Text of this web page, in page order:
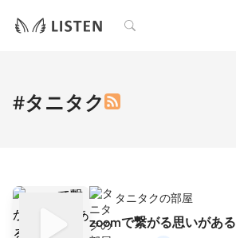
検索
#タニタク
タニタクの部屋
zoomで繋がる思いがある